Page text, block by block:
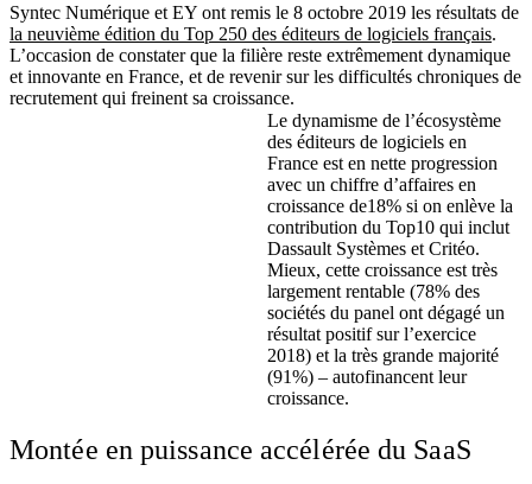
Syntec Numérique et EY ont remis le 8 octobre 2019 les résultats de
la neuvième édition du Top 250 des éditeurs de logiciels français.
L’occasion de constater que la filière reste extrêmement dynamique
et innovante en France, et de revenir sur les difficultés chroniques de
recrutement qui freinent sa croissance.
Le dynamisme de l’écosystème
des éditeurs de logiciels en
France est en nette progression
avec un chiffre d’affaires en
croissance de18% si on enlève la
contribution du Top10 qui inclut
Dassault Systèmes et Critéo.
Mieux, cette croissance est très
largement rentable (78% des
sociétés du panel ont dégagé un
résultat positif sur l’exercice
2018) et la très grande majorité
(91%) – autofinancent leur
croissance.
Montée en puissance accélérée du SaaS